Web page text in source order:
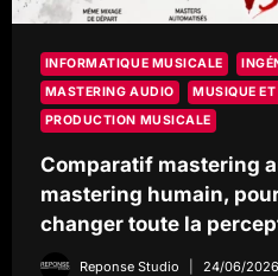
INFORMATIQUE MUSICALE
MASTERING AUDIO
MUSIQUE
PRODUCTION MUSICALE
Comparatif mastering
mastering humain,
changer toute la
Reponse Studio 24/06/2026